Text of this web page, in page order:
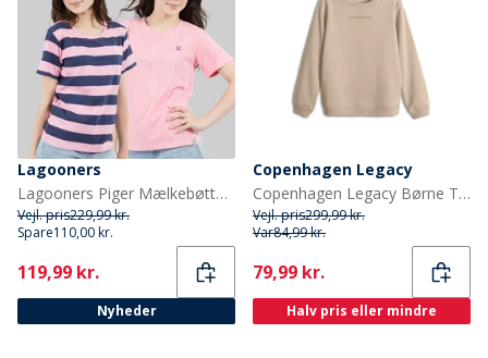
Lagooners
Lagooners Piger Mælkebøtte To Pak T Shirts Pink
Vejl. pris229,99 kr.
Spare110,00 kr.
Current
119,99 kr.
Nyheder
Copenhagen Legacy
Copenhagen Legacy Børne Trøje Ørken
Vejl. pris299,99 kr.
Var84,99 kr.
Current
79,99 kr.
Halv pris eller mindre